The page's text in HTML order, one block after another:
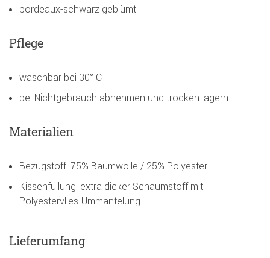
bordeaux-schwarz geblümt
Pflege
waschbar bei 30° C
bei Nichtgebrauch abnehmen und trocken lagern
Materialien
Bezugstoff: 75% Baumwolle / 25% Polyester
Kissenfüllung: extra dicker Schaumstoff mit
Polyestervlies-Ummantelung
Lieferumfang